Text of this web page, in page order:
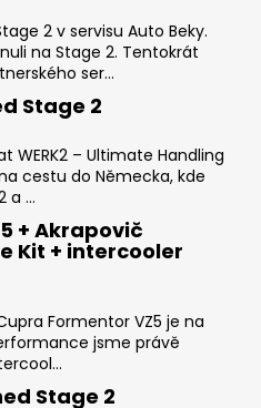
2 v servisu Auto Beky.
na Stage 2. Tentokrát
ser...
Stage 2
WERK2 – Ultimate Handling
cestu do Německa, kde
a ...
+ Akrapovič
Kit + intercooler
Formentor VZ5 je na
jsme právě
Stage 2